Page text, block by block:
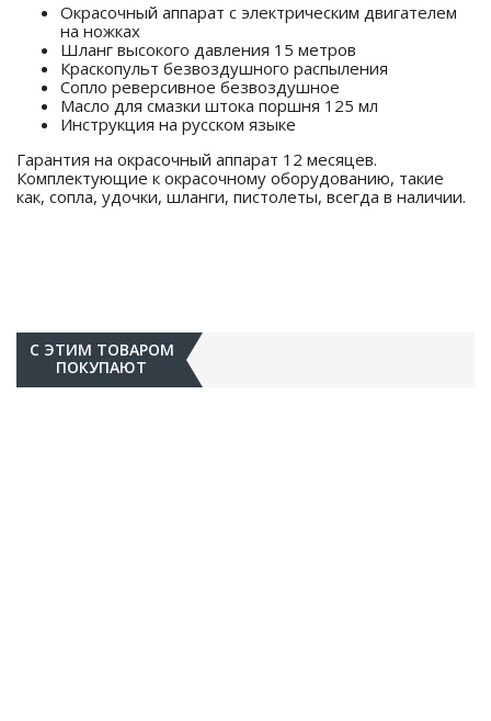
Окрасочный аппарат с электрическим двигателем
на ножках
Шланг высокого давления 15 метров
Краскопульт безвоздушного распыления
Сопло реверсивное безвоздушное
Масло для смазки штока поршня 125 мл
Инструкция на русском языке
Гарантия на окрасочный аппарат 12 месяцев.
Комплектующие к окрасочному оборудованию, такие
как, сопла, удочки, шланги, пистолеты, всегда в наличии.
С ЭТИМ ТОВАРОМ
ПОКУПАЮТ